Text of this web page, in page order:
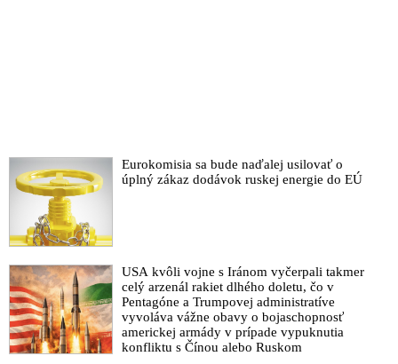
Eurokomisia sa bude naďalej usilovať o
úplný zákaz dodávok ruskej energie do EÚ
USA kvôli vojne s Iránom vyčerpali takmer
celý arzenál rakiet dlhého doletu, čo v
Pentagóne a Trumpovej administratíve
vyvoláva vážne obavy o bojaschopnosť
americkej armády v prípade vypuknutia
konfliktu s Čínou alebo Ruskom